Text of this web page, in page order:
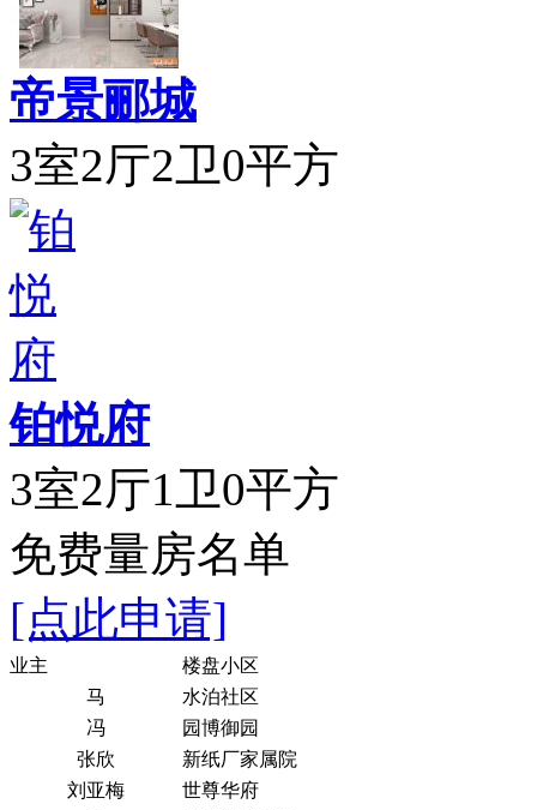
帝景郦城
3室2厅2卫0平方
铂悦府
3室2厅1卫0平方
免费量房名单
[点此申请]
业主
楼盘小区
马
水泊社区
冯
园博御园
张欣
新纸厂家属院
刘亚梅
世尊华府